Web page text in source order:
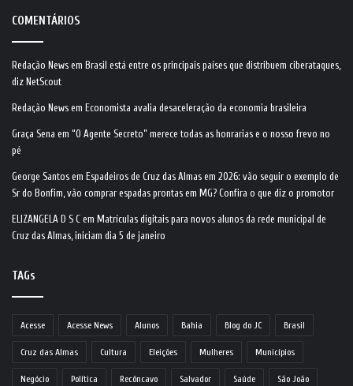
COMENTÁRIOS
Redação News em Brasil está entre os principais países que distribuem ciberataques,
diz NetScout
Redação News em Economista avalia desaceleração da economia brasileira
Graça Sena em “O Agente Secreto” merece todas as honrarias e o nosso frevo no
pé
George Santos em Espadeiros de Cruz das Almas em 2026: vão seguir o exemplo de
Sr do Bonfim, vão comprar espadas prontas em MG? Confira o que diz o promotor
ELIZANGELA D S C em Matrículas digitais para novos alunos da rede municipal de
Cruz das Almas, iniciam dia 5 de janeiro
TAGs
Acesse Acesse News Alunos Bahia Blog do JC Brasil
Cruz das Almas Cultura Eleições Mulheres Municípios
Negócio Política Recôncavo Salvador Saúde São João